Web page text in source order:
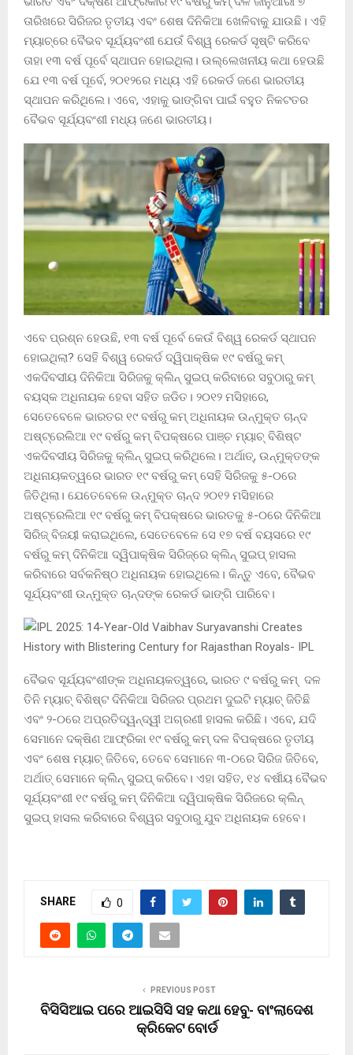
ତାରିଖରେ ସିରିଜର ତୃତୀୟ ଏବଂ ଶେଷ ଦିନିକିଆ ଖେଳିବାକୁ ଯାଉଛି। ଏହି
ମ୍ୟାଚ୍‌ରେ ବୈଭବ ସୂର୍ଯ୍ୟବଂଶୀ ଯେଉଁ ବିଶ୍ୱ ରେକର୍ଡ ସୃଷ୍ଟି କରିବେ
ତାହା ୧୩ ବର୍ଷ ପୂର୍ବେ ସ୍ଥାପନ ହୋଇଥିଲା। ଉଲ୍ଲେଖନୀୟ କଥା ହେଉଛି
ଯେ ୧୩ ବର୍ଷ ପୂର୍ବେ, ୨୦୧୨ରେ ମଧ୍ୟ ଏହି ରେକର୍ଡ ଜଣେ ଭାରତୀୟ
ସ୍ଥାପନ କରିଥିଲେ। ଏବେ, ଏହାକୁ ଭାଙ୍ଗିବା ପାଇଁ ବହୁତ ନିକଟତର
ବୈଭବ ସୂର୍ଯ୍ୟବଂଶୀ ମଧ୍ୟ ଜଣେ ଭାରତୀୟ।
ଏବେ ପ୍ରଶ୍ନ ହେଉଛି, ୧୩ ବର୍ଷ ପୂର୍ବେ କେଉଁ ବିଶ୍ୱ ରେକର୍ଡ ସ୍ଥାପନ
ହୋଇଥିଲା? ସେହି ବିଶ୍ୱ ରେକର୍ଡ ଦ୍ୱିପାକ୍ଷିକ ୧୯ ବର୍ଷରୁ କମ୍
ଏକଦିବସୀୟ ଦିନିକିଆ ସିରିଜକୁ କ୍ଲିନ୍ ସୁଇପ୍ କରିବାରେ ସବୁଠାରୁ କମ୍
ବୟସ୍କ ଅଧିନାୟକ ହେବା ସହିତ ଜଡିତ। ୨୦୧୨ ମସିହାରେ,
ସେତେବେଳେ ଭାରତର ୧୯ ବର୍ଷରୁ କମ୍ ଅଧିନାୟକ ଉନ୍ମୁକ୍ତ ଚାନ୍ଦ
ଅଷ୍ଟ୍ରେଲିଆ ୧୯ ବର୍ଷରୁ କମ୍ ବିପକ୍ଷରେ ପାଞ୍ଚ ମ୍ୟାଚ୍ ବିଶିଷ୍ଟ
ଏକଦିବସୀୟ ସିରିଜକୁ କ୍ଲିନ୍ ସୁଇପ୍ କରିଥିଲେ। ଅର୍ଥାତ୍, ଉନ୍ମୁକ୍ତଙ୍କ
ଅଧିନାୟକତ୍ୱରେ ଭାରତ ୧୯ ବର୍ଷରୁ କମ୍ ସେହି ସିରିଜକୁ ୫-୦ରେ
ଜିତିଥିଲା। ଯେତେବେଳେ ଉନ୍ମୁକ୍ତ ଚାନ୍ଦ ୨୦୧୨ ମସିହାରେ
ଅଷ୍ଟ୍ରେଲିଆ ୧୯ ବର୍ଷରୁ କମ୍ ବିପକ୍ଷରେ ଭାରତକୁ ୫-୦ରେ ଦିନିକିଆ
ସିରିଜ୍ ବିଜୟୀ କରାଇଥିଲେ, ସେତେବେଳେ ସେ ୧୭ ବର୍ଷ ବୟସରେ ୧୯
ବର୍ଷରୁ କମ୍ ଦିନିକିଆ ଦ୍ୱିପାକ୍ଷିକ ସିରିଜ୍‌ରେ କ୍ଲିନ୍ ସୁଇପ୍ ହାସଲ
କରିବାରେ ସର୍ବକନିଷ୍ଠ ଅଧିନାୟକ ହୋଇଥିଲେ। କିନ୍ତୁ ଏବେ, ବୈଭବ
ସୂର୍ଯ୍ୟବଂଶୀ ଉନ୍ମୁକ୍ତ ଚାନ୍ଦଙ୍କ ରେକର୍ଡ ଭାଙ୍ଗି ପାରିବେ।
ବୈଭବ ସୂର୍ଯ୍ୟବଂଶୀଙ୍କ ଅଧିନାୟକତ୍ୱରେ, ଭାରତ ୯ ବର୍ଷରୁ କମ୍ ଦଳ
ତିନି ମ୍ୟାଚ୍ ବିଶିଷ୍ଟ ଦିନିକିଆ ସିରିଜର ପ୍ରଥମ ଦୁଇଟି ମ୍ୟାଚ୍ ଜିତିଛି
ଏବଂ ୨-୦ରେ ଅପ୍ରତିଦ୍ୱନ୍ଦ୍ୱୀ ଅଗ୍ରଣୀ ହାସଲ କରିଛି। ଏବେ, ଯଦି
ସେମାନେ ଦକ୍ଷିଣ ଆଫ୍ରିକା ୧୯ ବର୍ଷରୁ କମ୍ ଦଳ ବିପକ୍ଷରେ ତୃତୀୟ
ଏବଂ ଶେଷ ମ୍ୟାଚ୍ ଜିତିବେ, ତେବେ ସେମାନେ ୩-୦ରେ ସିରିଜ ଜିତିବେ,
ଅର୍ଥାତ୍ ସେମାନେ କ୍ଲିନ୍ ସୁଇପ୍ କରିବେ। ଏହା ସହିତ, ୧୪ ବର୍ଷୀୟ ବୈଭବ
ସୂର୍ଯ୍ୟବଂଶୀ ୧୯ ବର୍ଷରୁ କମ୍ ଦିନିକିଆ ଦ୍ୱିପାକ୍ଷିକ ସିରିଜରେ କ୍ଲିନ୍
ସୁଇପ୍ ହାସଲ କରିବାରେ ବିଶ୍ୱର ସବୁଠାରୁ ଯୁବ ଅଧିନାୟକ ହେବେ।
SHARE 0
PREVIOUS POST
ବିସିସିଆଇ ପରେ ଆଇସିସି ସହ କଥା ହେବୁ- ବାଂଲାଦେଶ
କ୍ରିକେଟ ବୋର୍ଡ